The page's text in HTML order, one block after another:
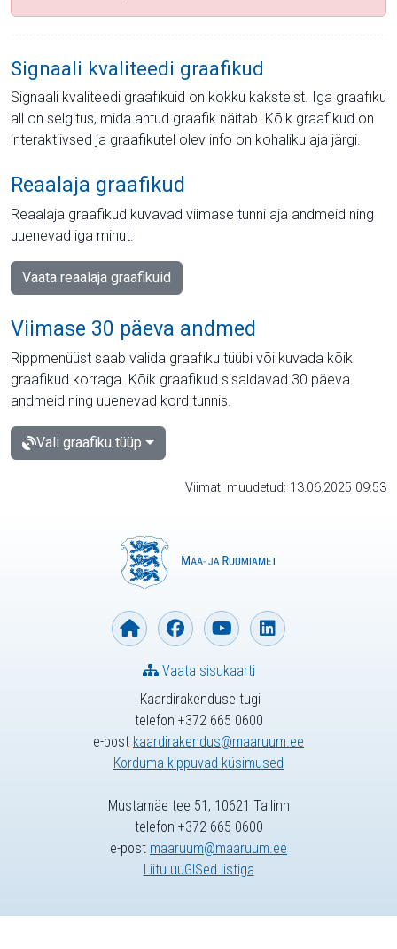
Signaali kvaliteedi graafikud
Signaali kvaliteedi graafikuid on kokku kaksteist. Iga graafiku
all on selgitus, mida antud graafik näitab. Kõik graafikud on
interaktiivsed ja graafikutel olev info on kohaliku aja järgi.
Reaalaja graafikud
Reaalaja graafikud kuvavad viimase tunni aja andmeid ning
uuenevad iga minut.
Vaata reaalaja graafikuid
Viimase 30 päeva andmed
Rippmenüüst saab valida graafiku tüübi või kuvada kõik
graafikud korraga. Kõik graafikud sisaldavad 30 päeva
andmeid ning uuenevad kord tunnis.
Vali graafiku tüüp
Viimati muudetud: 13.06.2025 09:53
Kaardirakenduse tugi
telefon +372 665 0600
e-post kaardirakendus@maaruum.ee
Korduma kippuvad küsimused
Vaata sisukaarti
Mustamäe tee 51, 10621 Tallinn
telefon +372 665 0600
e-post maaruum@maaruum.ee
Liitu uuGISed listiga